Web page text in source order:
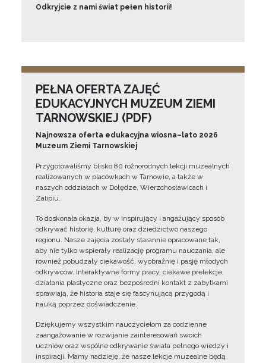
Odkryjcie z nami świat pełen historii!
PEŁNA OFERTA ZAJĘĆ
EDUKACYJNYCH MUZEUM ZIEMI
TARNOWSKIEJ (PDF)
Najnowsza oferta edukacyjna wiosna–lato 2026
Muzeum Ziemi Tarnowskiej
Przygotowaliśmy blisko 80 różnorodnych lekcji muzealnych
realizowanych w placówkach w Tarnowie, a także w
naszych oddziałach w Dołędze, Wierzchosławicach i
Zalipiu.
To doskonała okazja, by w inspirujący i angażujący sposób
odkrywać historię, kulturę oraz dziedzictwo naszego
regionu. Nasze zajęcia zostały starannie opracowane tak,
aby nie tylko wspierały realizację programu nauczania, ale
również pobudzały ciekawość, wyobraźnię i pasję młodych
odkrywców. Interaktywne formy pracy, ciekawe prelekcje,
działania plastyczne oraz bezpośredni kontakt z zabytkami
sprawiają, że historia staje się fascynującą przygodą i
nauką poprzez doświadczenie.
Dziękujemy wszystkim nauczycielom za codzienne
zaangażowanie w rozwijanie zainteresowań swoich
uczniów oraz wspólne odkrywanie świata pełnego wiedzy i
inspiracji. Mamy nadzieję, że nasze lekcje muzealne będą